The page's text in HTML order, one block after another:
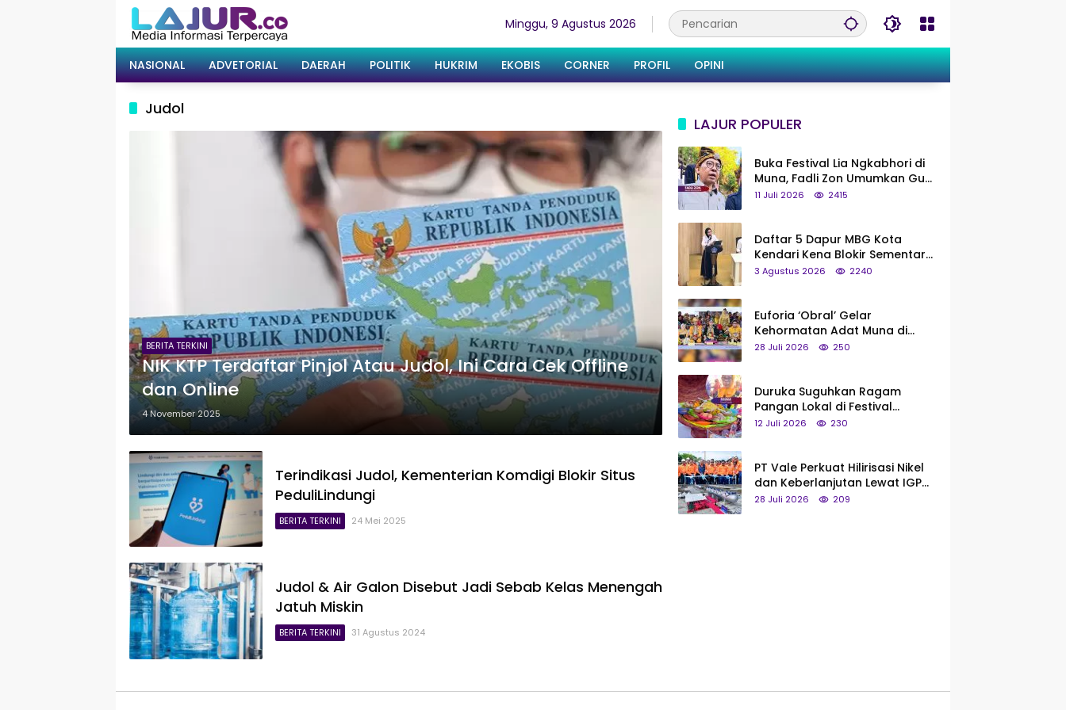
Minggu, 9 Agustus 2026
NASIONAL ADVETORIAL DAERAH POLITIK HUKRIM EKOBIS CORNER PROFIL OPINI
Judol
BERITA TERKINI
NIK KTP Terdaftar Pinjol Atau Judol, Ini Cara Cek Offline
dan Online
4 November 2025
Terindikasi Judol, Kementerian Komdigi Blokir Situs
PeduliLindungi
BERITA TERKINI 24 Mei 2025
Judol & Air Galon Disebut Jadi Sebab Kelas Menengah
Jatuh Miskin
BERITA TERKINI 31 Agustus 2024
LAJUR POPULER
Buka Festival Lia Ngkabhori di
Muna, Fadli Zon Umumkan Gua
Metanduno Segera Naik Status
11 Juli 2026 2415
Daftar 5 Dapur MBG Kota
Kendari Kena Blokir Sementara
dari Pusat
3 Agustus 2026 2240
Euforia ‘Obral’ Gelar
Kehormatan Adat Muna di
Silaturahmi KKMM, Ridwan Bae:
28 Juli 2026 250
Duruka Suguhkan Ragam
Pangan Lokal di Festival
Liangkobhori, Dari Umbi Rebus
12 Juli 2026 230
PT Vale Perkuat Hilirisasi Nikel
dan Keberlanjutan Lewat IGP
Morowali
28 Juli 2026 209